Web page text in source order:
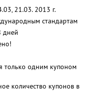
21.03. 2013 г.
стандартам
дней
только одним купоном
количество купонов в